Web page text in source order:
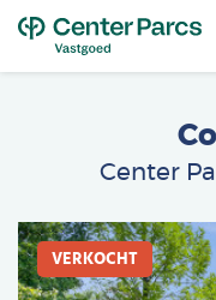
Center
VERKOCHT
Afbeelding